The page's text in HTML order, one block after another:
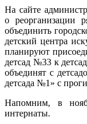
На сайте
о реорганизации
объединить
детский центра
планируют
детсад №33 к
объединят с
детсада №1» с
Напомним, в
интернаты.